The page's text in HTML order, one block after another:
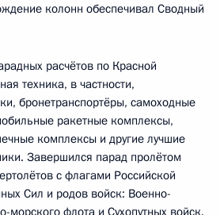
колонн обеспечивал Сводный
расчётов по Красной
техника, в частности,
бронетранспортёры, самоходные
ракетные комплексы,
комплексы и другие лучшие
Завершился парад пролётом
с флагами Российской
Сил и родов войск: Военно-
морского флота и Сухопутных войск.